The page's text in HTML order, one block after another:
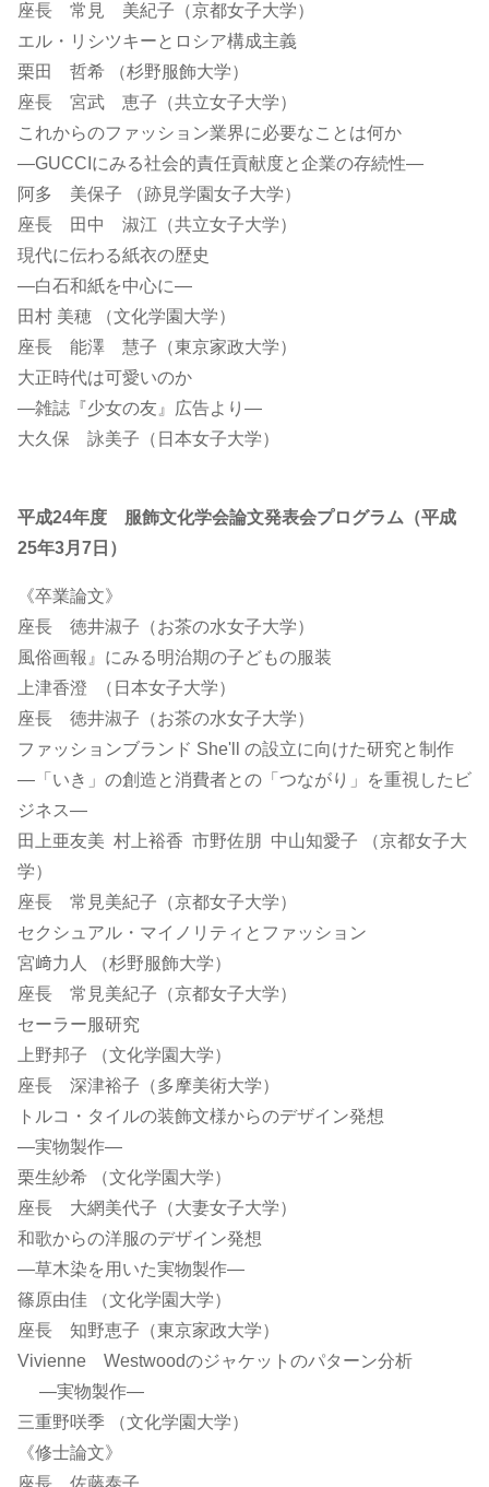
座長 常見 美紀子（京都女子大学）
エル・リシツキーとロシア構成主義
栗田 哲希 （杉野服飾大学）
座長 宮武 恵子（共立女子大学）
これからのファッション業界に必要なことは何か
―GUCCIにみる社会的責任貢献度と企業の存続性―
阿多 美保子 （跡見学園女子大学）
座長 田中 淑江（共立女子大学）
現代に伝わる紙衣の歴史
―白石和紙を中心に―
田村 美穂 （文化学園大学）
座長 能澤 慧子（東京家政大学）
大正時代は可愛いのか
―雑誌『少女の友』広告より―
大久保 詠美子（日本女子大学）
平成24年度 服飾文化学会論文発表会プログラム（平成
25年3月7日）
《卒業論文》
座長 徳井淑子（お茶の水女子大学）
風俗画報』にみる明治期の子どもの服装
上津香澄 （日本女子大学）
座長 徳井淑子（お茶の水女子大学）
ファッションブランド She'll の設立に向けた研究と制作
―「いき」の創造と消費者との「つながり」を重視したビ
ジネス―
田上亜友美 村上裕香 市野佐朋 中山知愛子 （京都女子大
学）
座長 常見美紀子（京都女子大学）
セクシュアル・マイノリティとファッション
宮﨑力人 （杉野服飾大学）
座長 常見美紀子（京都女子大学）
セーラー服研究
上野邦子 （文化学園大学）
座長 深津裕子（多摩美術大学）
トルコ・タイルの装飾文様からのデザイン発想
―実物製作―
栗生紗希 （文化学園大学）
座長 大網美代子（大妻女子大学）
和歌からの洋服のデザイン発想
―草木染を用いた実物製作―
篠原由佳 （文化学園大学）
座長 知野恵子（東京家政大学）
Vivienne Westwoodのジャケットのパターン分析
―実物製作―
三重野咲季 （文化学園大学）
《修士論文》
座長 佐藤泰子